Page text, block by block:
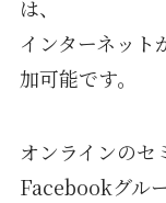
は、
インターネッ
加可能です。
オンラインのセ
Facebookグル